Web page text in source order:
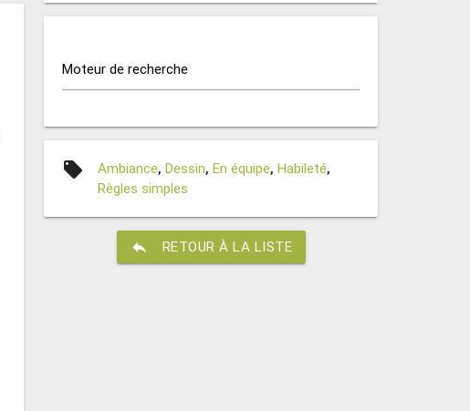
Moteur de recherche
local_offer Ambiance,Dessin,En équipe,Habileté,
Règles simples
reply RETOUR À LA LISTE